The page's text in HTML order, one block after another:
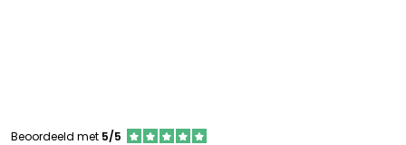
Beoordeeld met 5/5